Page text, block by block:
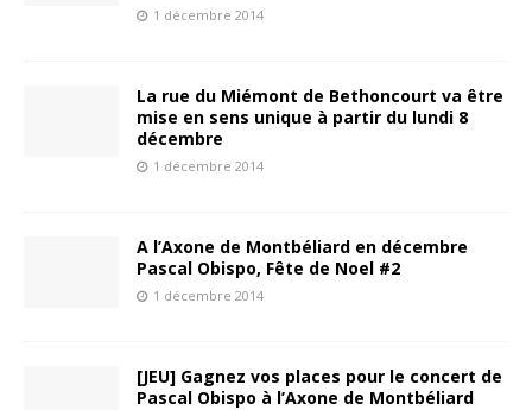
1 décembre 2014
La rue du Miémont de Bethoncourt va être
mise en sens unique à partir du lundi 8
décembre
1 décembre 2014
A l’Axone de Montbéliard en décembre
Pascal Obispo, Fête de Noel #2
1 décembre 2014
[JEU] Gagnez vos places pour le concert de
Pascal Obispo à l’Axone de Montbéliard